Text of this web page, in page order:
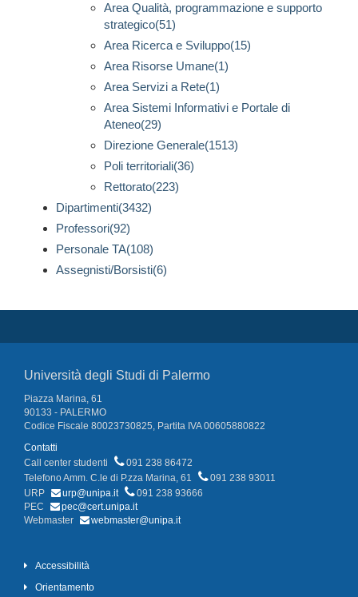
Area Qualità, programmazione e supporto
strategico(51)
Area Ricerca e Sviluppo(15)
Area Risorse Umane(1)
Area Servizi a Rete(1)
Area Sistemi Informativi e Portale di
Ateneo(29)
Direzione Generale(1513)
Poli territoriali(36)
Rettorato(223)
Dipartimenti(3432)
Professori(92)
Personale TA(108)
Assegnisti/Borsisti(6)
Università degli Studi di Palermo
Piazza Marina, 61
90133 - PALERMO
Codice Fiscale 80023730825, Partita IVA 00605880822
Contatti
Call center studenti
091 238 86472
Telefono Amm. C.le di P.zza Marina, 61
091 238 93011
URP
urp@unipa.it
091 238 93666
PEC
pec@cert.unipa.it
Webmaster
webmaster@unipa.it
Accessibilità
Orientamento